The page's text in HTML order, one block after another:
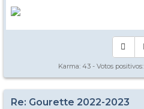
Karma: 43 - Votos positivos:
Re: Gourette 2022-2023